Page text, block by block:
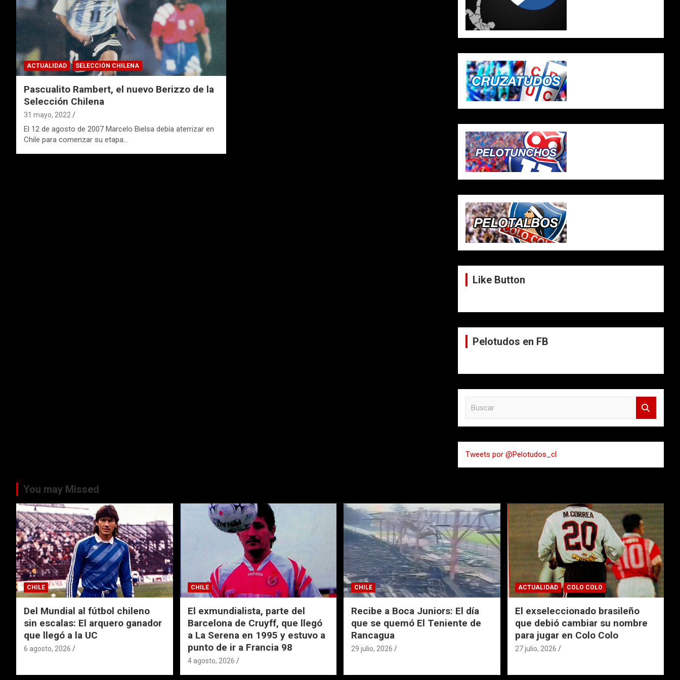
ACTUALIDAD SELECCIÓN CHILENA
Pascualito Rambert, el nuevo Berizzo de la
Selección Chilena
31 mayo, 2022
El 12 de agosto de 2007 Marcelo Bielsa debía aterrizar en
Chile para comenzar su etapa…
Like Button
Pelotudos en FB
a
r
Tweets por @Pelotudos_cl
You may Missed
CHILE
Del Mundial al fútbol chileno
sin escalas: El arquero ganador
que llegó a la UC
6 agosto, 2026
CHILE
El exmundialista, parte del
Barcelona de Cruyff, que llegó
a La Serena en 1995 y estuvo a
punto de ir a Francia 98
4 agosto, 2026
CHILE
Recibe a Boca Juniors: El día
que se quemó El Teniente de
Rancagua
29 julio, 2026
ACTUALIDAD COLO COLO
El exseleccionado brasileño
que debió cambiar su nombre
para jugar en Colo Colo
27 julio, 2026